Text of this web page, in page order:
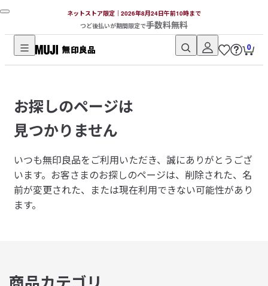
ネットストア限定｜2026年8月24日午前10時まで
つど後払いが期間限定で手数料無料
無
品
ネ
ッ
ト
ス
ト
ア
0
お探しのページは
見つかりません
いつも無印良品をご利用いただき、誠にありがとうござ
います。 お客さまのお探しのページは、削除された、名
前が変更された、または現在利用できない可能性があり
ます。